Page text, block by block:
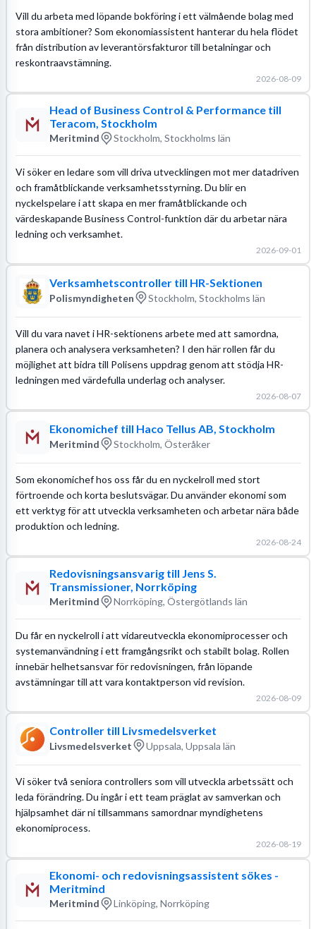
Vill du arbeta med löpande bokföring i ett välmående bolag med
stora ambitioner? Som ekonomiassistent hanterar du hela flödet
från distribution av leverantörsfakturor till betalningar och
reskontraavstämning.
2026-08-09
Head of Business Control & Performance till
Teracom, Stockholm
Meritmind Stockholm, Stockholms län
Vi söker en ledare som vill driva utvecklingen mot mer datadriven
och framåtblickande verksamhetsstyrning. Du blir en
nyckelspelare i att skapa en mer framåtblickande och
värdeskapande Business Control-funktion där du arbetar nära
ledning och verksamhet.
2026-09-01
Verksamhetscontroller till HR-Sektionen
Polismyndigheten Stockholm, Stockholms län
Vill du vara navet i HR-sektionens arbete med att samordna,
planera och analysera verksamheten? I den här rollen får du
möjlighet att bidra till Polisens uppdrag genom att stödja HR-
ledningen med värdefulla underlag och analyser.
2026-08-07
Ekonomichef till Haco Tellus AB, Stockholm
Meritmind Stockholm, Österåker
Som ekonomichef hos oss får du en nyckelroll med stort
förtroende och korta beslutsvägar. Du använder ekonomi som
ett verktyg för att utveckla verksamheten och arbetar nära både
produktion och ledning.
2026-08-24
Redovisningsansvarig till Jens S.
Transmissioner, Norrköping
Meritmind Norrköping, Östergötlands län
Du får en nyckelroll i att vidareutveckla ekonomiprocesser och
systemanvändning i ett framgångsrikt och stabilt bolag. Rollen
innebär helhetsansvar för redovisningen, från löpande
avstämningar till att vara kontaktperson vid revision.
2026-08-09
Controller till Livsmedelsverket
Livsmedelsverket Uppsala, Uppsala län
Vi söker två seniora controllers som vill utveckla arbetssätt och
leda förändring. Du ingår i ett team präglat av samverkan och
hjälpsamhet där ni tillsammans samordnar myndighetens
ekonomiprocess.
2026-08-19
Ekonomi- och redovisningsassistent sökes -
Meritmind
Meritmind Linköping, Norrköping